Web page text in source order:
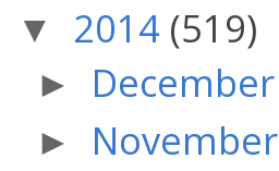
▼ 2014 (519)
► December
► November